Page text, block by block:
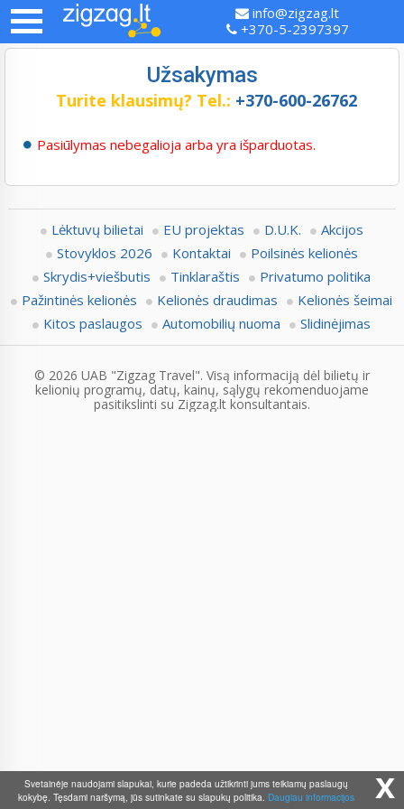
info@zigzag.lt
+370-5-2397397
Užsakymas
Turite klausimų? Tel.: +370-600-26762
Pasiūlymas nebegalioja arba yra išparduotas.
Lėktuvų bilietai EU projektas D.U.K.
Akcijos
Stovyklos 2026
Kontaktai
Poilsinės kelionės
Skrydis+viešbutis
Tinklaraštis
Privatumo politika
Pažintinės kelionės
Kelionės draudimas
Kelionės šeimai
Kitos paslaugos
Automobilių nuoma Slidinėjimas
© 2026 UAB "Zigzag Travel". Visą informaciją dėl bilietų ir
kelionių programų, datų, kainų, sąlygų rekomenduojame
pasitikslinti su Zigzag.lt konsultantais.
x
Svetainėje naudojami slapukai, kurie padeda užtikrinti jums teikiamų paslaugų
kokybę. Tęsdami naršymą, jūs sutinkate su slapukų politika. Daugiau informacijos